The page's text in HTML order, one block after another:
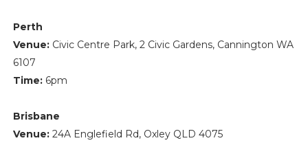
Perth
Venue:Civic Centre Park, 2 Civic Gardens, Cannington WA
6107
Time:6pm
Brisbane
Venue:24A Englefield Rd, Oxley QLD 4075